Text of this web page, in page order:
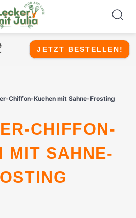
JETZT BESTELLEN!
Chiffon-Kuchen mit Sahne-Frosting
MIT SAHNE-